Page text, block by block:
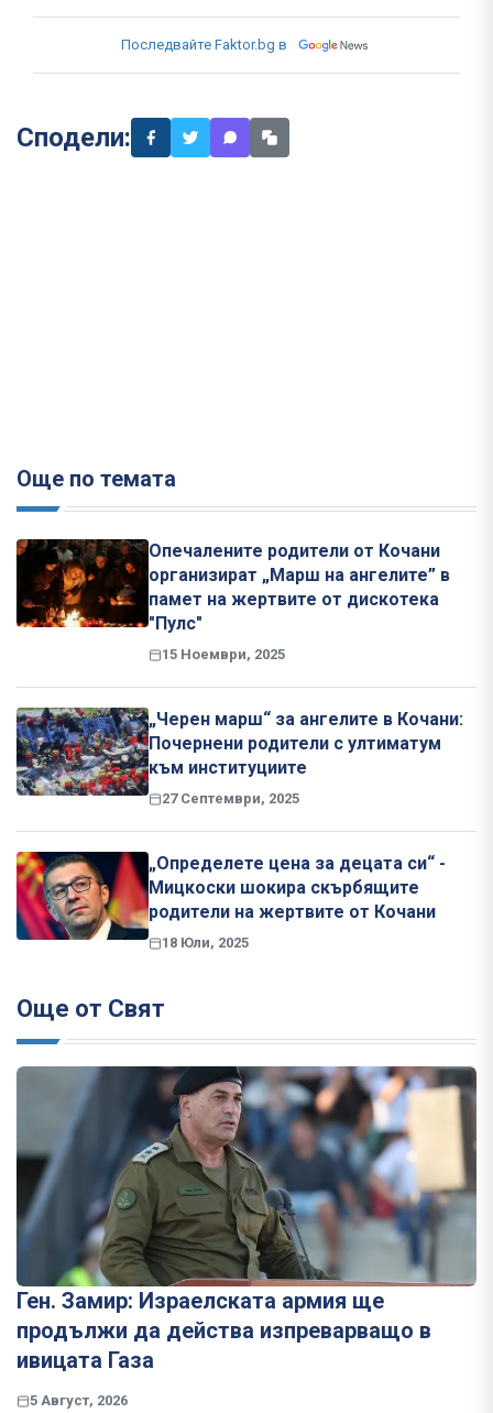
Последвайте Faktor.bg в
Сподели:
Още по темата
Опечалените родители от Кочани
организират „Марш на ангелите” в
памет на жертвите от дискотека
"Пулс"
15 Ноември, 2025
„Черен марш“ за ангелите в Кочани:
Почернени родители с ултиматум
към институциите
27 Септември, 2025
„Определете цена за децата си“ -
Мицкоски шокира скърбящите
родители на жертвите от Кочани
18 Юли, 2025
Още от Свят
Ген. Замир: Израелската армия ще
продължи да действа изпреварващо в
ивицата Газа
5 Август, 2026